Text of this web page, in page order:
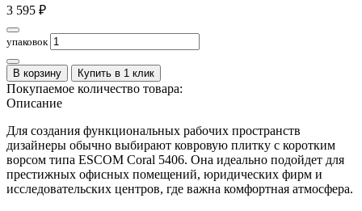
3 595 ₽
упаковок
В корзину Купить в 1 клик
Покупаемое количество товара:
Описание
Для создания функциональных рабочих пространств
дизайнеры обычно выбирают ковровую плитку с коротким
ворсом типа ESCOM Coral 5406. Она идеально подойдет для
престижных офисных помещений, юридических фирм и
исследовательских центров, где важна комфортная атмосфера.